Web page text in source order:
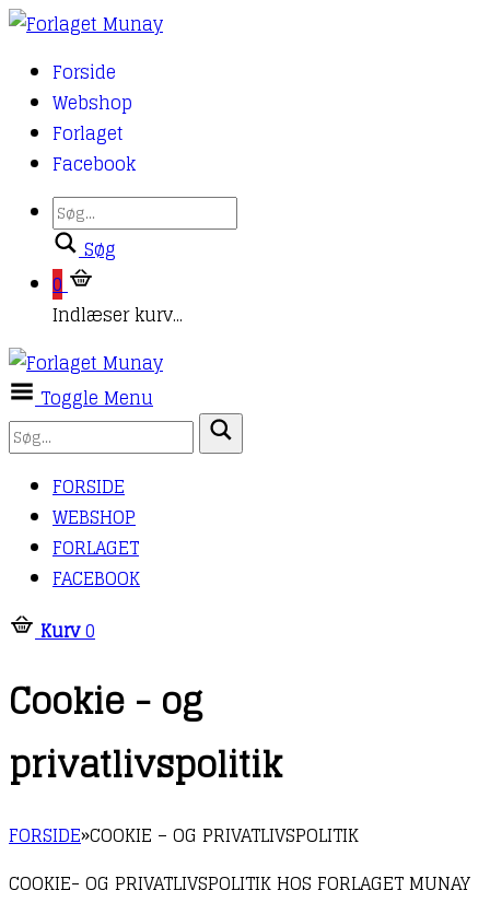
Forside
Webshop
Forlaget
Facebook
Søg
0
Indlæser kurv...
Toggle Menu
FORSIDE
WEBSHOP
FORLAGET
FACEBOOK
Kurv0
Cookie - og
privatlivspolitik
FORSIDE»COOKIE – OG PRIVATLIVSPOLITIK
COOKIE- OG PRIVATLIVSPOLITIK HOS FORLAGET MUNAY